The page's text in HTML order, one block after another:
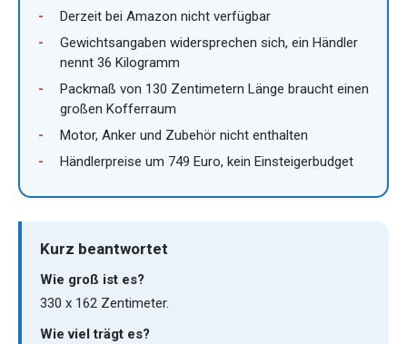
Derzeit bei Amazon nicht verfügbar
Gewichtsangaben widersprechen sich, ein Händler
nennt 36 Kilogramm
Packmaß von 130 Zentimetern Länge braucht einen
großen Kofferraum
Motor, Anker und Zubehör nicht enthalten
Händlerpreise um 749 Euro, kein Einsteigerbudget
Kurz beantwortet
Wie groß ist es?
330 x 162 Zentimeter.
Wie viel trägt es?